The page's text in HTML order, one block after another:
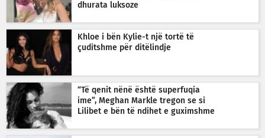
dhurata luksoze
Khloe i bën Kylie-t një tortë të
çuditshme për ditëlindje
“Të qenit nënë është superfuqia
ime”, Meghan Markle tregon se si
Lilibet e bën të ndihet e guximshme